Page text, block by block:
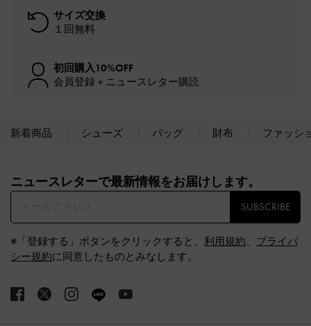
サイズ交換
１回無料
初回購入10%OFF
会員登録＋ニュースレター購読
新着商品 シューズ バッグ 財布 ファッシ
ニュースレターで最新情報をお届けします。​
SUBSCRIBE
※「登録する」ボタンをクリックすると、 利用規約、 プライバ
シー規約に同意したものとみなします。